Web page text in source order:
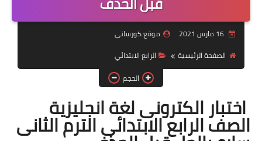
موضوعات
تكنولوجيا
روايات
16 مارس 2021
موقع كورساتي
الصفحة الرئيسية
الرابع الابتدائي
الحجم
اختبار الكترونى لغة انجليزية
الصف الرابع الابتدائى الترم الثانى